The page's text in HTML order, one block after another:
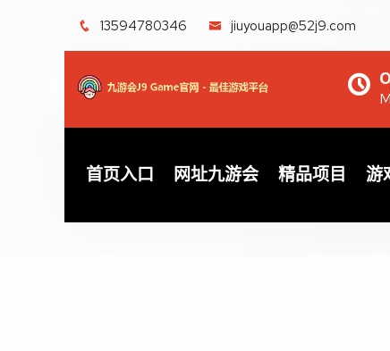
13594780346 jiuyouapp@52j9.com
首页入口 网址九游会 精品项目 游